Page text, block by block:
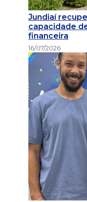
Jundiaí
capacidade
financeira
16/07/2026